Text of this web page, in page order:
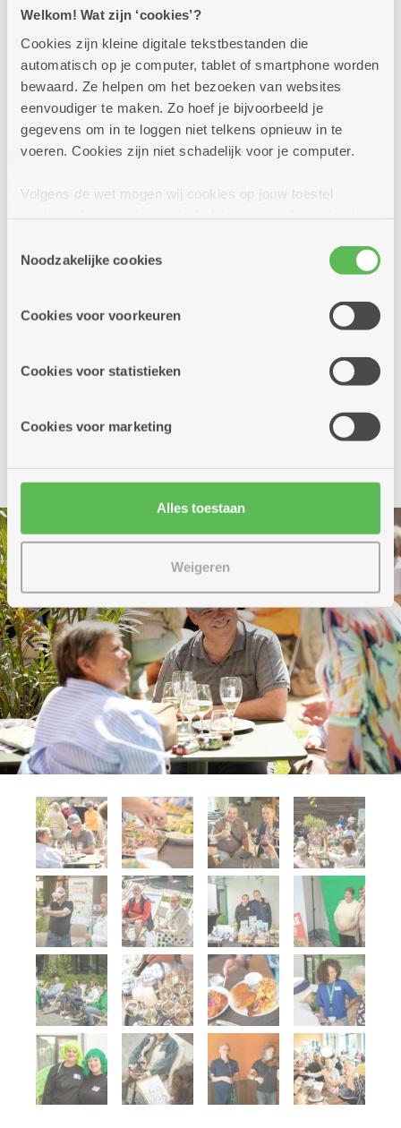
Welkom! Wat zijn ‘cookies’?
Cookies zijn kleine digitale tekstbestanden die
automatisch op je computer, tablet of smartphone worden
bewaard. Ze helpen om het bezoeken van websites
eenvoudiger te maken. Zo hoef je bijvoorbeeld je
gegevens om in te loggen niet telkens opnieuw in te
voeren. Cookies zijn niet schadelijk voor je computer.
Volgens de wet mogen wij cookies op jouw toestel
cookies hebben we jouw toestemming nodig. Sommige
cookies worden geplaatst door derde partijen die een
informatie over jouw (geanonimiseerd) gebruik van onze
partners kunnen deze gegevens combineren met andere
Noodzakelijke cookies
Cookies voor voorkeuren
Cookies voor statistieken
Cookies voor marketing
Alles toestaan
Weigeren
Bezoekers konden de sfeer op
het binnenplein opsnuiven vanuit een
heuse standstoel. Voor het jonge volkje was
er suikerspin.
In totaal kwamen er meer dan 250
bezoekers langs tijdens dit openingsfeest.
Meer dan 70 geïnteresseerden kregen
Previous Next